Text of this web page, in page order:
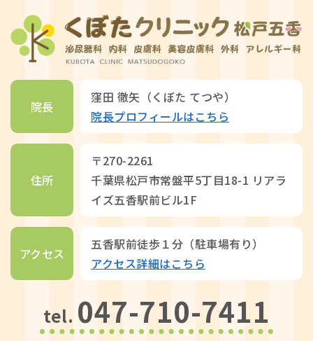
院長
窪田 徹矢（くぼた てつや）
院長プロフィールはこちら
住所
〒270-2261
千葉県松戸市常盤平5丁目18-1 リアラ
イズ五香駅前ビル1F
アクセス
五香駅前徒歩１分（駐車場有り）
アクセス詳細はこちら
tel. 047-710-7411